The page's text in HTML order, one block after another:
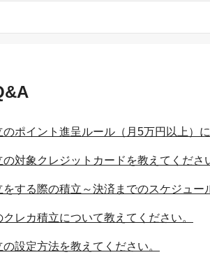
のポイント進呈ルール（月5万円以上）
の対象クレジットカードを教えてくださ
をする際の積立～決済までのスケジュー
レカ積立について教えてください。
設定方法を教えてください。